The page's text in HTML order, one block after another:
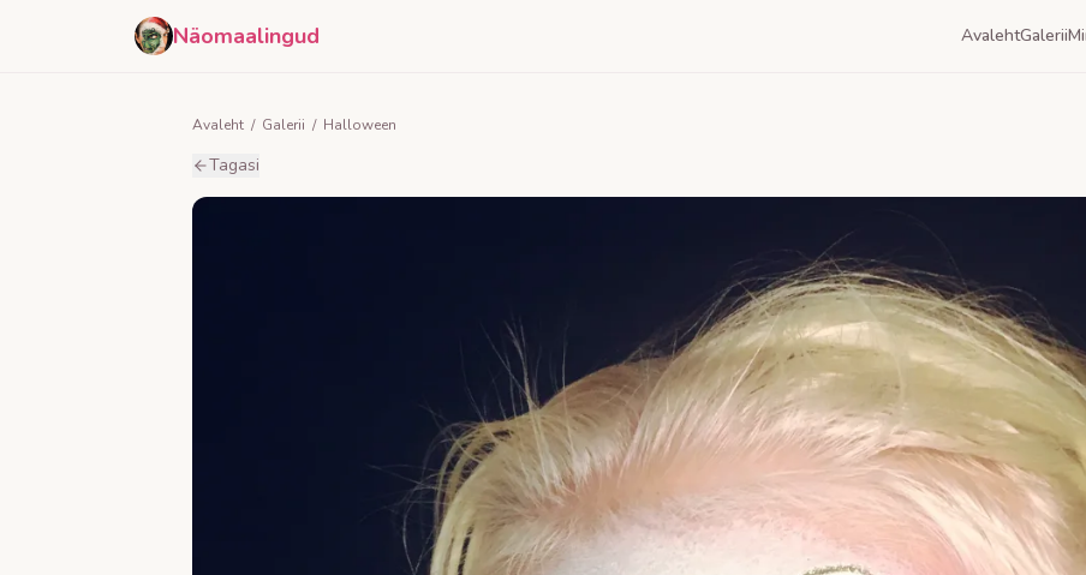
Näomaalingud AvalehtGalerii
Avaleht / Galerii / Halloween
Tagasi